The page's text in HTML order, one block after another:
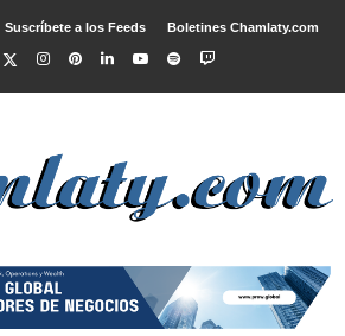
Suscríbete a los Feeds Boletines Chamlaty.com